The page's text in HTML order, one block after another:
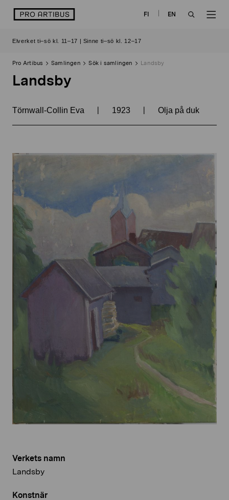
logo FI
EN
Elverket ti–sö kl. 11–17 | Sinne ti–sö kl. 12–17
Pro Artibus Samlingen Sök i samlingen Landsby
Landsby
Törnwall-Collin Eva | 1923 | Olja på duk
Verkets namn
Landsby
Konstnär